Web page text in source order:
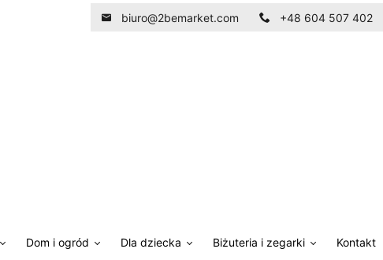
biuro@2bemarket.com +48 604 507 402
Dom i ogród Dla dziecka Biżuteria i zegarki Kontakt